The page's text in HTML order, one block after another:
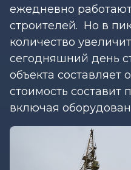
ежедневно
строителей. Но в
количество
сегодняшний день
объекта составляет
стоимость составит
включая